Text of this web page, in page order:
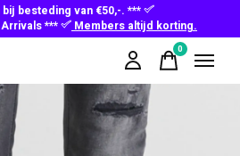
besteding van €50,-. ***
***
Members altijd korting.
0items